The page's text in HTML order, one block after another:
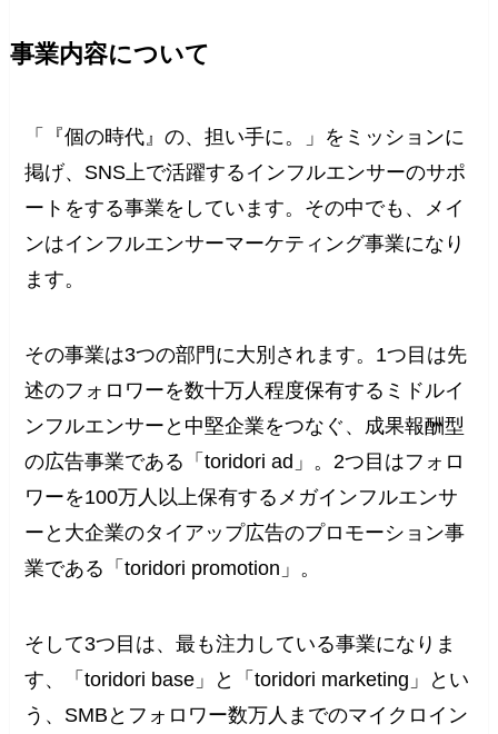
事業内容について
「『個の時代』の、担い手に。」をミッションに
掲げ、SNS上で活躍するインフルエンサーのサポ
ートをする事業をしています。その中でも、メイ
ンはインフルエンサーマーケティング事業になり
ます。
その事業は3つの部門に大別されます。1つ目は先
述のフォロワーを数十万人程度保有するミドルイ
ンフルエンサーと中堅企業をつなぐ、成果報酬型
の広告事業である「toridori ad」。2つ目はフォロ
ワーを100万人以上保有するメガインフルエンサ
ーと大企業のタイアップ広告のプロモーション事
業である「toridori promotion」。
そして3つ目は、最も注力している事業になりま
す、「toridori base」と「toridori marketing」とい
う、SMBとフォロワー数万人までのマイクロイン